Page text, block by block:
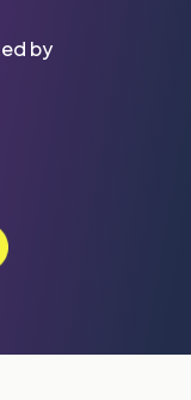
by